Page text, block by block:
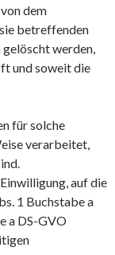
dem
betreffenden
werden,
und soweit die
für solche
verarbeitet,
auf die
1 Buchstabe a
a DS-GVO